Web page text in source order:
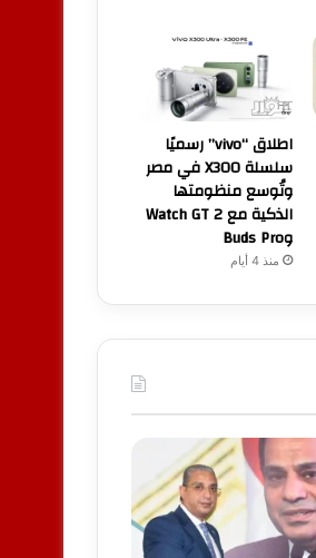
اطلاق “vivo” رسميًا
سلسلة X300 في مصر
وتُوسع منظومتها
الذكية مع Watch GT 2
وBuds Pro
منذ 4 أيام